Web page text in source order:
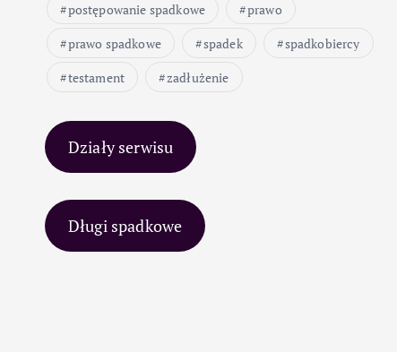
postępowanie spadkowe
prawo
prawo spadkowe
spadek
spadkobiercy
testament
zadłużenie
Działy serwisu
Długi spadkowe